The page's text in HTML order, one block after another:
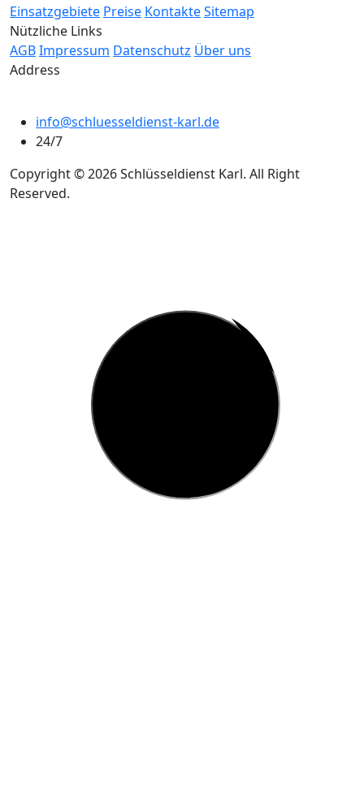
Einsatzgebiete Preise KontakteSitemap
Nützliche Links
AGBImpressum Datenschutz Über uns
Address
info@schluesseldienst-karl.de
24/7
Copyright © 2026 Schlüsseldienst Karl. All Right
Reserved.